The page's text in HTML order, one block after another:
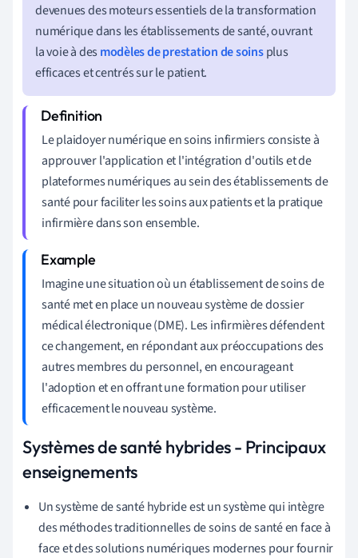
devenues des moteurs essentiels de la transformation
numérique dans les établissements de santé, ouvrant
la voie à des modèles de prestation de soinsplus
efficaces et centrés sur le patient.
Le plaidoyer numérique en soins infirmiers consiste à
approuver l'application et l'intégration d'outils et de
plateformes numériques au sein des établissements de
santé pour faciliter les soins aux patients et la pratique
infirmière dans son ensemble.
Imagine une situation où un établissement de soins de
santé met en place un nouveau système de dossier
médical électronique (DME). Les infirmières défendent
ce changement, en répondant aux préoccupations des
autres membres du personnel, en encourageant
l'adoption et en offrant une formation pour utiliser
efficacement le nouveau système.
Systèmes de santé hybrides - Principaux
enseignements
Un système de santé hybride est un système qui intègre
des méthodes traditionnelles de soins de santé en face à
face et des solutions numériques modernes pour fournir